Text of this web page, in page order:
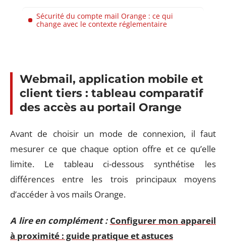
Sécurité du compte mail Orange : ce qui
change avec le contexte réglementaire
Webmail, application mobile et
client tiers : tableau comparatif
des accès au portail Orange
Avant de choisir un mode de connexion, il faut
mesurer ce que chaque option offre et ce qu’elle
limite. Le tableau ci-dessous synthétise les
différences entre les trois principaux moyens
d’accéder à vos mails Orange.
A lire en complément : Configurer mon appareil
à proximité : guide pratique et astuces